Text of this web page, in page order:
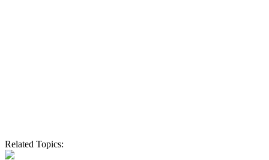
Related Topics: